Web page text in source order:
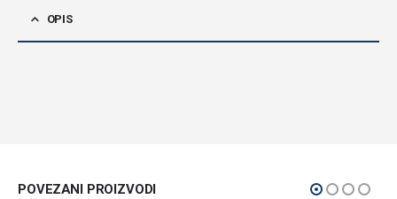
OPIS
POVEZANI PROIZVODI